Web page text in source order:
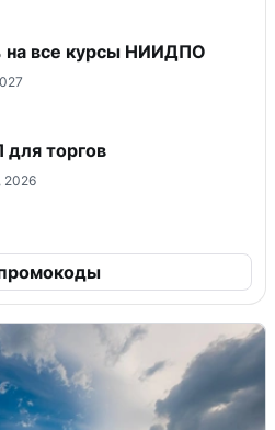
на все курсы НИИДПО
для торгов
2026